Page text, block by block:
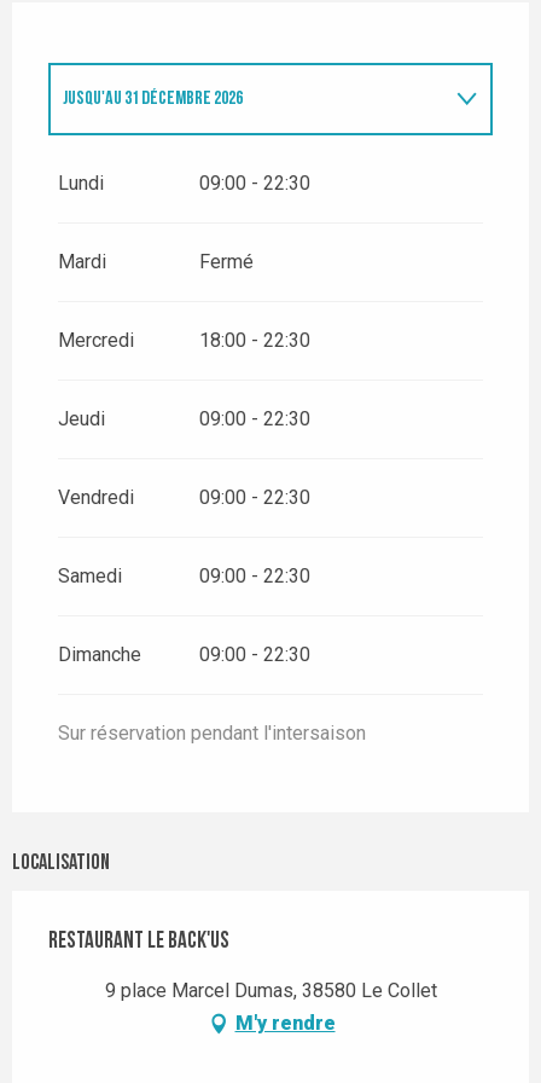
JUSQU'AU 31 DÉCEMBRE 2026
Lundi 09:00 - 22:30
Mardi Fermé
Mercredi 18:00 - 22:30
Jeudi 09:00 - 22:30
Vendredi 09:00 - 22:30
Samedi 09:00 - 22:30
Dimanche 09:00 - 22:30
Sur réservation pendant l'intersaison
Localisation
Restaurant Le Back'Us
9 place Marcel Dumas, 38580 Le Collet
M'y rendre